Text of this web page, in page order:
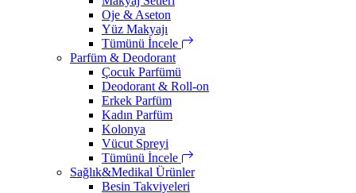
Oje & Aseton
Yüz Makyajı
Tümünü İncele
Parfüm & Deodorant
Çocuk Parfümü
Deodorant & Roll-on
Erkek Parfüm
Kadın Parfüm
Kolonya
Vücut Spreyi
Tümünü İncele
Sağlık&Medikal Ürünler
Besin Takviyeleri